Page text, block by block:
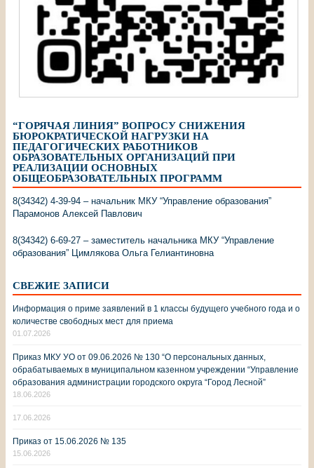
“ГОРЯЧАЯ ЛИНИЯ” ВОПРОСУ СНИЖЕНИЯ
БЮРОКРАТИЧЕСКОЙ НАГРУЗКИ НА
ПЕДАГОГИЧЕСКИХ РАБОТНИКОВ
ОБРАЗОВАТЕЛЬНЫХ ОРГАНИЗАЦИЙ ПРИ
РЕАЛИЗАЦИИ ОСНОВНЫХ
ОБЩЕОБРАЗОВАТЕЛЬНЫХ ПРОГРАММ
8(34342) 4-39-94 – начальник МКУ “Управление образования”
Парамонов Алексей Павлович
8(34342) 6-69-27 – заместитель начальника МКУ “Управление
образования” Цимлякова Ольга Гелиантиновна
СВЕЖИЕ ЗАПИСИ
Информация о приме заявлений в 1 классы будущего учебного года и о
количестве свободных мест для приема
01.07.2026
Приказ МКУ УО от 09.06.2026 № 130 “О персональных данных,
обрабатываемых в муниципальном казенном учреждении “Управление
образования администрации городского округа “Город Лесной”
18.06.2026
17.06.2026
Приказ от 15.06.2026 № 135
15.06.2026